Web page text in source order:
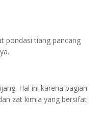
pondasi tiang pancang
Hal ini karena bagian
zat kimia yang bersifat